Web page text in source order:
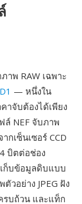
าพ RAW เฉพาะ
— หนึ่งใน
าจับต้องได้เพียง
ล์ NEF จับภาพ
เซ็นเซอร์ CCD
บิตต่อช่อง
ก็บข้อมูลดิบแบบ
วอย่าง JPEG ฝัง
รบถ้วน และแท็ก